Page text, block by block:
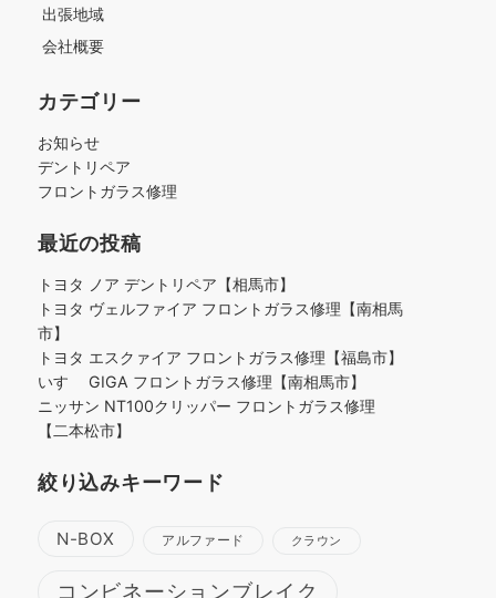
出張地域
会社概要
カテゴリー
お知らせ
デントリペア
フロントガラス修理
最近の投稿
トヨタ ノア デントリペア【相馬市】
トヨタ ヴェルファイア フロントガラス修理【南相馬
市】
トヨタ エスクァイア フロントガラス修理【福島市】
いすゞ GIGA フロントガラス修理【南相馬市】
ニッサン NT100クリッパー フロントガラス修理
【二本松市】
絞り込みキーワード
N-BOX アルファード クラウン
コンビネーションブレイク